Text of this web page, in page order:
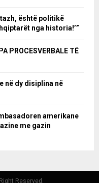
është politikë
nga historia!’”
PROCESVERBALE TË
në dy disiplina në
amerikane
me gazin
Reserved.